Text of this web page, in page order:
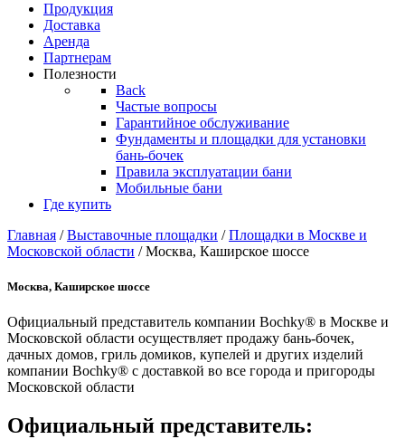
Продукция
Доставка
Аренда
Партнерам
Полезности
Back
Частые вопросы
Гарантийное обслуживание
Фундаменты и площадки для установки
бань-бочек
Правила эксплуатации бани
Мобильные бани
Где купить
Главная /Выставочные площадки /Площадки в Москве и
Московской области / Москва, Каширское шоссе
Москва, Каширское шоссе
Официальный представитель компании Boсhky® в Москве и
Московской области осуществляет продажу бань-бочек,
дачных домов, гриль домиков, купелей и других изделий
компании Bochky® с доставкой во все города и пригороды
Московской области
Официальный представитель: